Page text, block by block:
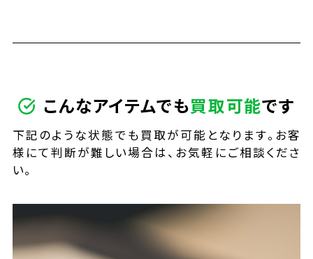
こんなアイテムでも買取可能です
下記のような状態でも買取が可能となります。お客
様にて判断が難しい場合は、お気軽にご相談くださ
い。